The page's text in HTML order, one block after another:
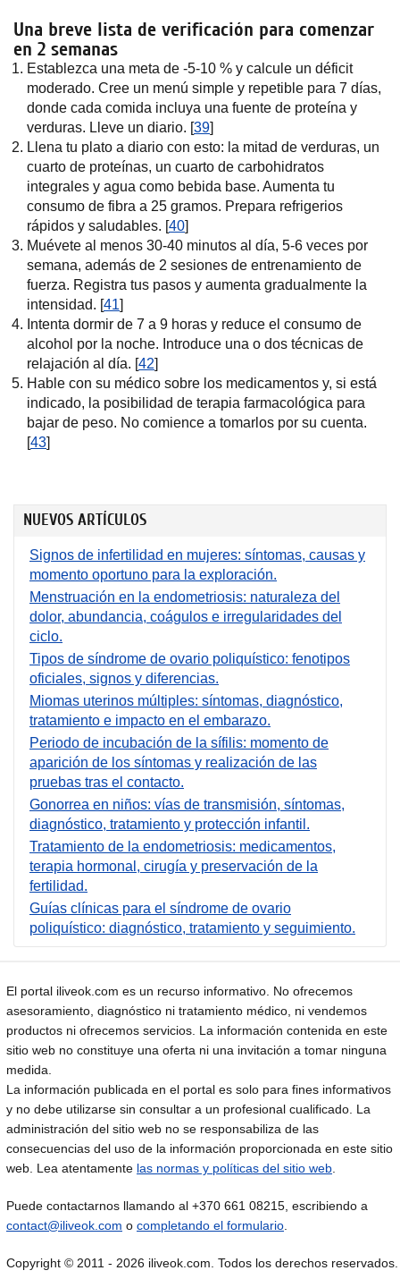
Una breve lista de verificación para comenzar
en 2 semanas
Establezca una meta de -5-10 % y calcule un déficit
moderado. Cree un menú simple y repetible para 7 días,
donde cada comida incluya una fuente de proteína y
verduras. Lleve un diario. [39]
Llena tu plato a diario con esto: la mitad de verduras, un
cuarto de proteínas, un cuarto de carbohidratos
integrales y agua como bebida base. Aumenta tu
consumo de fibra a 25 gramos. Prepara refrigerios
rápidos y saludables. [40]
Muévete al menos 30-40 minutos al día, 5-6 veces por
semana, además de 2 sesiones de entrenamiento de
fuerza. Registra tus pasos y aumenta gradualmente la
intensidad. [41]
Intenta dormir de 7 a 9 horas y reduce el consumo de
alcohol por la noche. Introduce una o dos técnicas de
relajación al día. [42]
Hable con su médico sobre los medicamentos y, si está
indicado, la posibilidad de terapia farmacológica para
bajar de peso. No comience a tomarlos por su cuenta.
[43]
NUEVOS ARTÍCULOS
Signos de infertilidad en mujeres: síntomas, causas y
momento oportuno para la exploración.
Menstruación en la endometriosis: naturaleza del
dolor, abundancia, coágulos e irregularidades del
ciclo.
Tipos de síndrome de ovario poliquístico: fenotipos
oficiales, signos y diferencias.
Miomas uterinos múltiples: síntomas, diagnóstico,
tratamiento e impacto en el embarazo.
Periodo de incubación de la sífilis: momento de
aparición de los síntomas y realización de las
pruebas tras el contacto.
Gonorrea en niños: vías de transmisión, síntomas,
diagnóstico, tratamiento y protección infantil.
Tratamiento de la endometriosis: medicamentos,
terapia hormonal, cirugía y preservación de la
fertilidad.
Guías clínicas para el síndrome de ovario
poliquístico: diagnóstico, tratamiento y seguimiento.
El portal iliveok.com es un recurso informativo. No ofrecemos
asesoramiento, diagnóstico ni tratamiento médico, ni vendemos
productos ni ofrecemos servicios. La información contenida en este
sitio web no constituye una oferta ni una invitación a tomar ninguna
medida.
La información publicada en el portal es solo para fines informativos
y no debe utilizarse sin consultar a un profesional cualificado. La
administración del sitio web no se responsabiliza de las
consecuencias del uso de la información proporcionada en este sitio
web. Lea atentamente las normas y políticas del sitio web
Puede contactarnos llamando al +370 661 08215, escribiendo a
contact@iliveok.com o completando el formulario
Copyright © 2011 - 2026 iliveok.com. Todos los derechos reservados.